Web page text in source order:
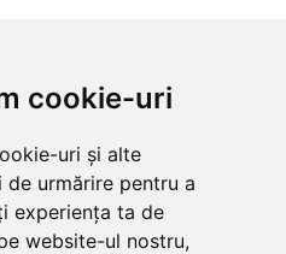
cookie-uri
uri și alte
de urmărire pentru a
experiența ta de
website-ul nostru,
Echipament snowboard
Skate & longboard
Santa Cruz
Enuff Skateboards